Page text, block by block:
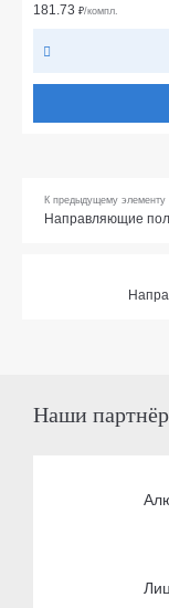
181.73 ₽/компл.
К предыдущему элементу
Направляющие
Наши